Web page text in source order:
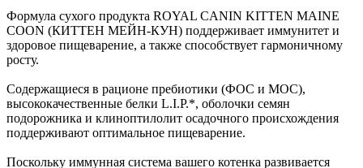
Формула сухого продукта ROYAL CANIN KITTEN MAINE
COON (КИТТЕН МЕЙН-КУН) поддерживает иммунитет и
здоровое пищеварение, а также способствует гармоничному
росту.
Содержащиеся в рационе пребиотики (ФОС и МОС),
высококачественные белки L.I.P.*, оболочки семян
подорожника и клиноптилолит осадочного происхождения
поддерживают оптимальное пищеварение.
Поскольку иммунная система вашего котенка развивается